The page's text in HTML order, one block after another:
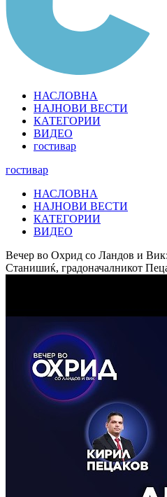
НАСЛОВНА
НАЈНОВИ ВЕСТИ
КАТЕГОРИИ
ВИДЕО
гостивар
гостивар
НАСЛОВНА
НАЈНОВИ ВЕСТИ
КАТЕГОРИИ
ВИДЕО
Вечер во Охрид со Ландов и
Станишиќ, градоначалникот